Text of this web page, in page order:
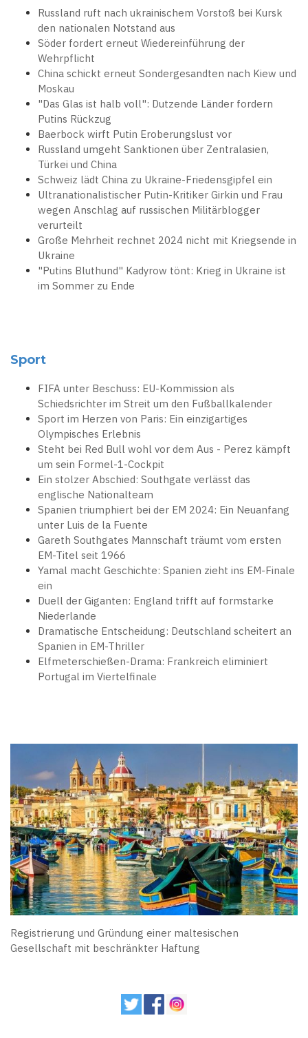
Russland ruft nach ukrainischem Vorstoß bei Kursk
den nationalen Notstand aus
Söder fordert erneut Wiedereinführung der
Wehrpflicht
China schickt erneut Sondergesandten nach Kiew und
Moskau
"Das Glas ist halb voll": Dutzende Länder fordern
Putins Rückzug
Baerbock wirft Putin Eroberungslust vor
Russland umgeht Sanktionen über Zentralasien,
Türkei und China
Schweiz lädt China zu Ukraine-Friedensgipfel ein
Ultranationalistischer Putin-Kritiker Girkin und Frau
wegen Anschlag auf russischen Militärblogger
verurteilt
Große Mehrheit rechnet 2024 nicht mit Kriegsende in
Ukraine
"Putins Bluthund" Kadyrow tönt: Krieg in Ukraine ist
im Sommer zu Ende
Sport
FIFA unter Beschuss: EU-Kommission als
Schiedsrichter im Streit um den Fußballkalender
Sport im Herzen von Paris: Ein einzigartiges
Olympisches Erlebnis
Steht bei Red Bull wohl vor dem Aus - Perez kämpft
um sein Formel-1-Cockpit
Ein stolzer Abschied: Southgate verlässt das
englische Nationalteam
Spanien triumphiert bei der EM 2024: Ein Neuanfang
unter Luis de la Fuente
Gareth Southgates Mannschaft träumt vom ersten
EM-Titel seit 1966
Yamal macht Geschichte: Spanien zieht ins EM-Finale
ein
Duell der Giganten: England trifft auf formstarke
Niederlande
Dramatische Entscheidung: Deutschland scheitert an
Spanien in EM-Thriller
Elfmeterschießen-Drama: Frankreich eliminiert
Portugal im Viertelfinale
Registrierung und Gründung einer maltesischen
Gesellschaft mit beschränkter Haftung